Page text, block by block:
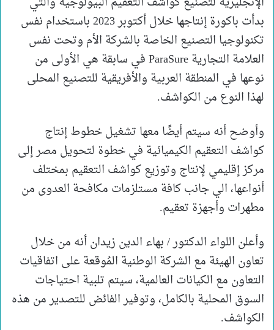
بدأت باكورة إنتاجها خلال أكتوبر 2023 باستخدام نفس
تكنولوجيا التصنيع الخاصة بالشركة الأم وتحت نفس
العلامة التجارية ParaSure في سابقة هي الأولى من
نوعها في المنطقة العربية والأفريقية للتصنيع المحلى
لهذا النوع من الكواشف.
وأوضح أنه سيتم أيضًا معها تشغيل خطوط إنتاج
كواشف التعقيم الكيميائية في خطوة لتحويل مصر إلى
مركز إقليمي لإنتاج وتوزيع كواشف التعقيم بمختلف
أنواعها، الي جانب كافة مستلزمات مكافحة العدوى من
مطهرات وأجهزة تعقيم.
وأعلن اللواء الدكتور / بهاء الدين زيدان أنه من خلال
تعاون الهيئة مع الشركة الوطنية المُوقعة على اتفاقيات
التعاون مع الكيانات العالمية، سيتم تلبية احتياجات
السوق المحلية بالكامل، وتوفير الفائض للتصدير من هذه
الكواشف.